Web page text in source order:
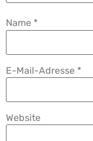
Name *
E-Mail-Adresse *
Website